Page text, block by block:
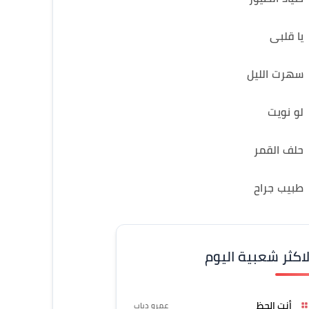
يا قلبى
سهرت الليل
لو نويت
حلف القمر
طبيب جراح
شعبية اليوم
أنت الحظ عمرو دياب